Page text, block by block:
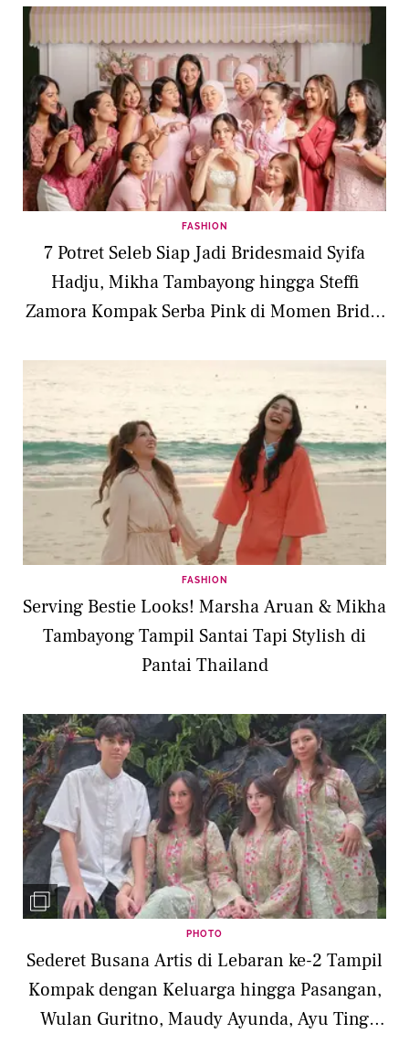
FASHION
7 Potret Seleb Siap Jadi Bridesmaid Syifa
Hadju, Mikha Tambayong hingga Steffi
Zamora Kompak Serba Pink di Momen Bridal
FASHION
Serving Bestie Looks! Marsha Aruan & Mikha
Tambayong Tampil Santai Tapi Stylish di
Pantai Thailand
PHOTO
Sederet Busana Artis di Lebaran ke-2 Tampil
Kompak dengan Keluarga hingga Pasangan,
Wulan Guritno, Maudy Ayunda, Ayu Ting